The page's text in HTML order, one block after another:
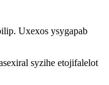
Uxexos ysygapab
syzihe etojifalelot